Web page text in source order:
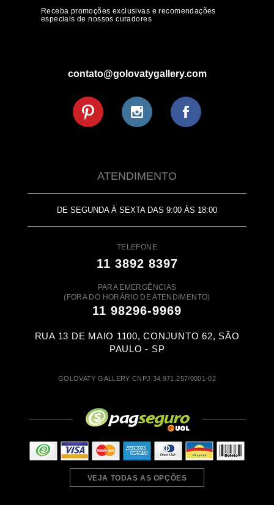
Receba promoções exclusivas e recomendações
especiais de nossos curadores
contato@golovatygallery.com
ATENDIMENTO
DE SEGUNDA À SEXTA DAS 9:00 ÀS 18:00
TELEFONE
11 3892 8397
PARA EMERGÊNCIAS
(FORA DO HORÁRIO DE ATENDIMENTO)
11 98296-9969
RUA 13 DE MAIO 1100, CONJUNTO 62, SÃO
PAULO - SP
GOLOVATY GALLERY CNPJ 34.971.257/0001-02
VEJA TODAS AS OPÇÕES